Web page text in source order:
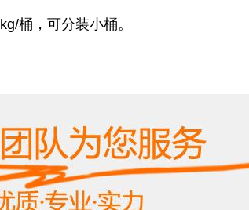
桶，可分装小桶。